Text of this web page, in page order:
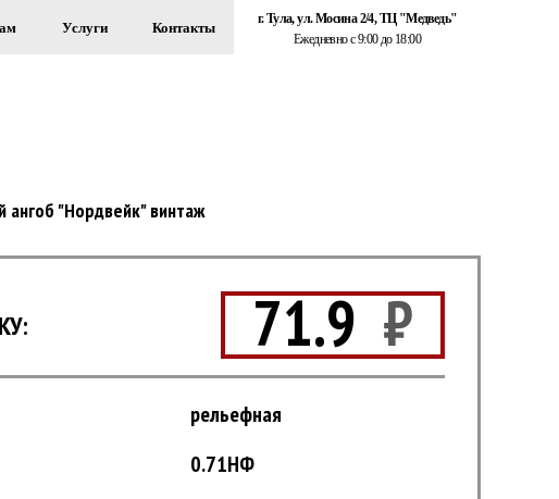
Услуги Контакты
г. Тула, ул. Мосина 2/4, ТЦ "Медведь"
Ежедневно с 9:00 до 18:00
ангоб "Нордвейк" винтаж
71.9₽
рельефная
0.71НФ